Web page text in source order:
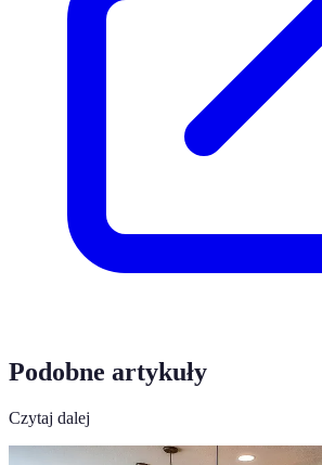
Podobne artykuły
Czytaj dalej